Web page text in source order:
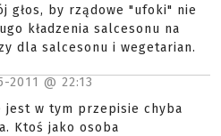
głos, by rządowe "ufoki" nie
kładzenia salcesonu na
dla salcesonu i wegetarian.
2011 @ 22:13
jest w tym przepisie chyba
Ktoś jako osoba